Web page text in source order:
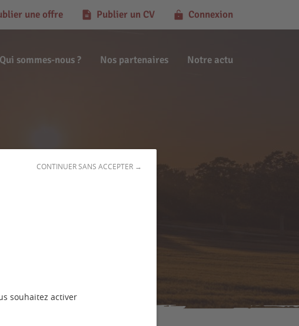
souhaitez activer
CONTINUER SANS ACCEPTER →
Qui sommes-nous ? Nos partenaires Notre actu
une offre Publier un CV Connexion